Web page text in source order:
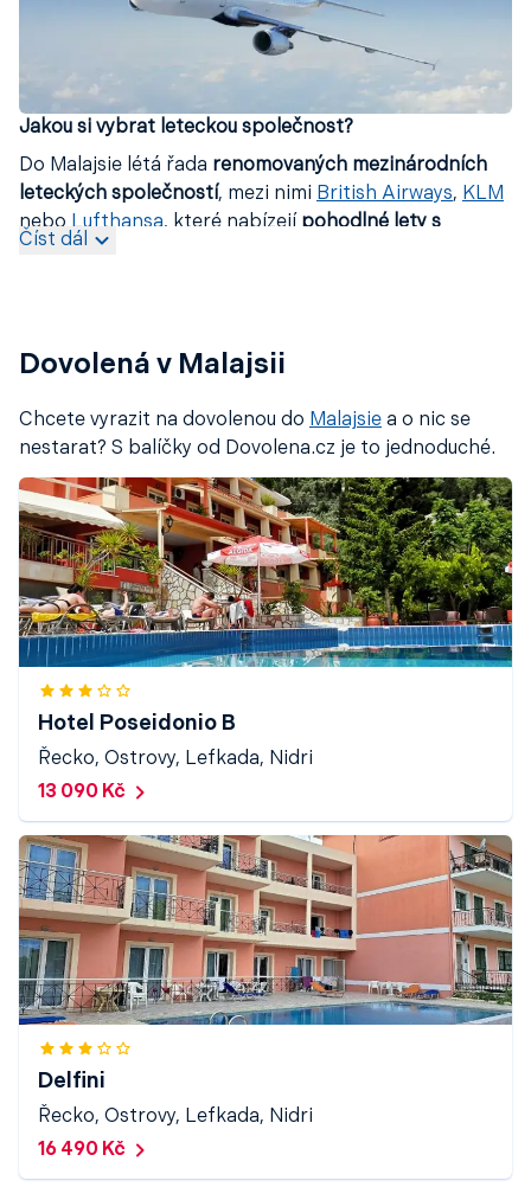
Jakou si vybrat leteckou společnost?
Do Malajsie létá řada renomovaných mezinárodních
leteckých společností, mezi nimi British Airways, KLM
nebo Lufthansa, které nabízejí pohodlné lety s
přestupy ve svých evropských uzlech
spojení právě přes tato města
aerolinky záleží na vašich preferencích –evropské
společnosti nabízejí vysoký komfortaspolehlivý
servis, zatímcoasijští dopravci, jako Malaysia Airlines
čiSingapore Airlines, lákají navýjimečnou
pohostinnostaskvělý servis na palubě.
Číst dál
Dovolená v Malajsii
Chcete vyrazit na dovolenou do Malajsie a o nic se
nestarat? S balíčky od Dovolena.cz je to jednoduché.
Hotel Poseidonio B
Řecko, Ostrovy, Lefkada, Nidri
13 090 Kč
Delfini
Řecko, Ostrovy, Lefkada, Nidri
16 490 Kč